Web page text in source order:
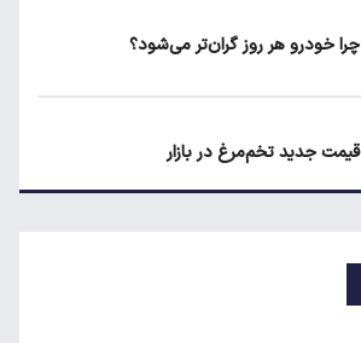
چرا خودرو هر روز گران‌تر می‌شود؟
قیمت جدید تخم‌مرغ در بازار
معاملات شش رمزارز متوقف شد